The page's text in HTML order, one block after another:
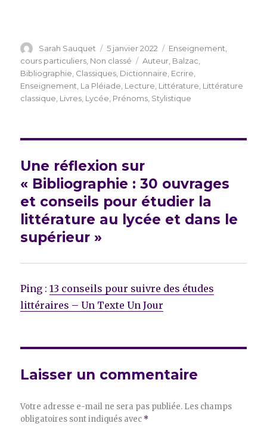
Auteur
Sarah Sauquet
Publié
le
5 janvier 2022 Catégories
Enseignement,
cours particuliers Non classé Étiquettes
Auteur Balzac
Bibliographie Classiques Dictionnaire Ecrire
Enseignement La Pléiade Lecture Littérature Littérature
classique Livres Lycée Prénoms Stylistique
Une réflexion sur
« Bibliographie : 30 ouvrages
et conseils pour étudier la
littérature au lycée et dans le
supérieur »
Ping :13 conseils pour suivre des études
littéraires – Un Texte Un Jour
Laisser un commentaire
Votre adresse e-mail ne sera pas publiée. Les champs
obligatoires sont indiqués avec *